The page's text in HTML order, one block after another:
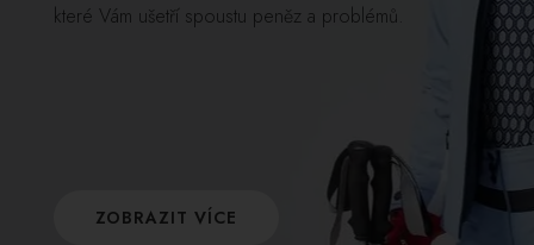
které Vám ušetří spoustu peněz a problémů.
ZOBRAZIT VÍCE